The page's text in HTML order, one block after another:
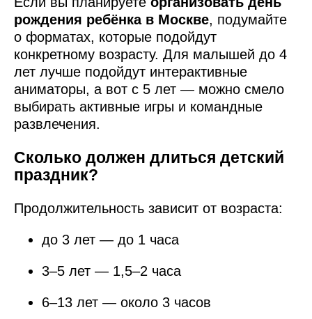
рождения ребёнка в Москве, подумайте
о форматах, которые подойдут
конкретному возрасту. Для малышей до 4
лет лучше подойдут интерактивные
аниматоры, а вот с 5 лет — можно смело
выбирать активные игры и командные
развлечения.
Сколько должен длиться детский
праздник?
Продолжительность зависит от возраста:
до 3 лет — до 1 часа
3–5 лет — 1,5–2 часа
6–13 лет — около 3 часов